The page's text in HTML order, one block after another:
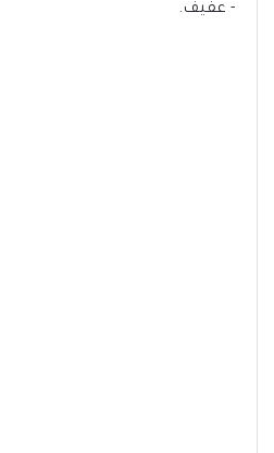
- عفيف.